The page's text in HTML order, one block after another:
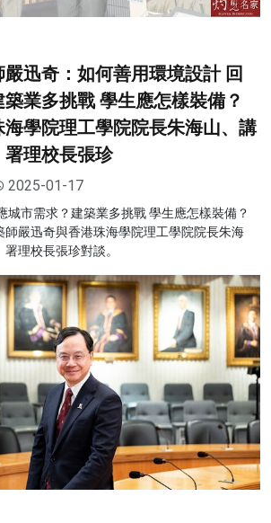
迅奇：如何善用環境設計 回
業多挑戰 學生應怎樣裝備？
學院理工學院院長朱海山、講
理校長張珍
2025-01-17
城市需求？建築業多挑戰 學生應怎樣裝備？
師嚴迅奇與香港珠海學院理工學院院長朱海
理校長張珍對談。